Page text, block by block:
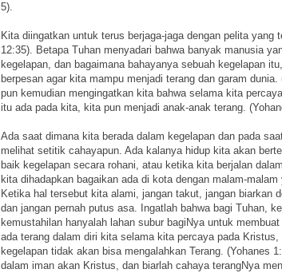
5).
Kita diingatkan untuk terus berjaga-jaga dengan pelita yang
12:35). Betapa Tuhan menyadari bahwa banyak manusia
kegelapan, dan bagaimana bahayanya sebuah kegelapan
berpesan agar kita mampu menjadi terang dan garam
pun kemudian mengingatkan kita bahwa selama kita
itu ada pada kita, kita pun menjadi anak-anak terang.
Ada saat dimana kita berada dalam kegelapan dan pada
melihat setitik cahayapun. Ada kalanya hidup kita akan
baik kegelapan secara rohani, atau ketika kita berjalan
kita dihadapkan bagaikan ada di kota dengan malam-
Ketika hal tersebut kita alami, jangan takut, jangan biarkan
dan jangan pernah putus asa. Ingatlah bahwa bagi Tuhan,
kemustahilan hanyalah lahan subur bagiNya untuk
ada terang dalam diri kita selama kita percaya pada Kristus,
kegelapan tidak akan bisa mengalahkan Terang. (Yohanes
dalam iman akan Kristus, dan biarlah cahaya terangNya